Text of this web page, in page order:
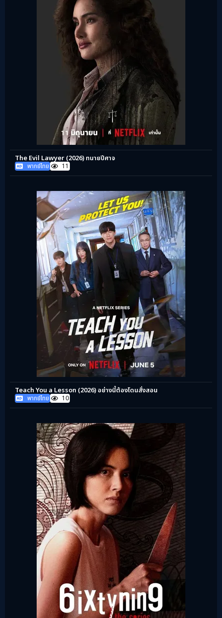
The Evil Lawyer (2026) ทนายปีศาจ
พากย์ไทย 11
Teach You a Lesson (2026) อย่างนี้ต้องโดนสั่งสอน
พากย์ไทย 10